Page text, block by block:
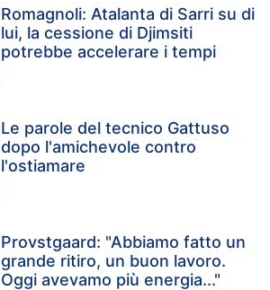
Romagnoli: Atalanta di Sarri su di
lui, la cessione di Djimsiti
potrebbe accelerare i tempi
Le parole del tecnico Gattuso
dopo l'amichevole contro
l'ostiamare
Provstgaard: "Abbiamo fatto un
grande ritiro, un buon lavoro.
Oggi avevamo più energia..."